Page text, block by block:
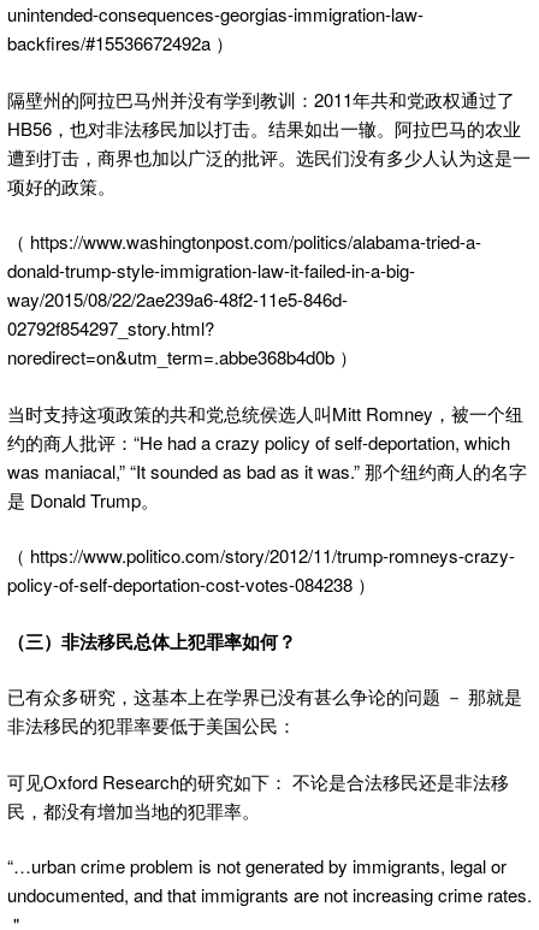
unintended-consequences-georgias-immigration-law-
backfires/#15536672492a ）
隔壁州的阿拉巴马州并没有学到教训：2011年共和党政权通过了
HB56，也对非法移民加以打击。结果如出一辙。阿拉巴马的农业
遭到打击，商界也加以广泛的批评。选民们没有多少人认为这是一
项好的政策。
（ https://www.washingtonpost.com/politics/alabama-tried-a-
donald-trump-style-immigration-law-it-failed-in-a-big-
way/2015/08/22/2ae239a6-48f2-11e5-846d-
02792f854297_story.html?
noredirect=on&utm_term=.abbe368b4d0b ）
当时支持这项政策的共和党总统侯选人叫Mitt Romney，被一个纽
约的商人批评：“He had a crazy policy of self-deportation, which
was maniacal,” “It sounded as bad as it was.” 那个纽约商人的名字
是 Donald Trump。
（ https://www.politico.com/story/2012/11/trump-romneys-crazy-
policy-of-self-deportation-cost-votes-084238 ）
（三）非法移民总体上犯罪率如何？
已有众多研究，这基本上在学界已没有甚么争论的问题 － 那就是
非法移民的犯罪率要低于美国公民：
可见Oxford Research的研究如下： 不论是合法移民还是非法移
民，都没有增加当地的犯罪率。
“…urban crime problem is not generated by immigrants, legal or
undocumented, and that immigrants are not increasing crime rates.
＂